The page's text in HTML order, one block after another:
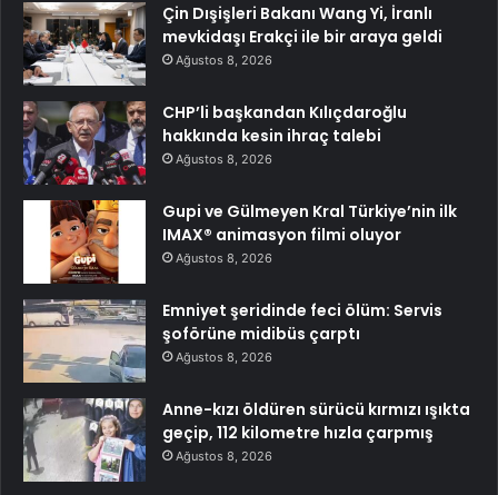
Çin Dışişleri Bakanı Wang Yi, İranlı
mevkidaşı Erakçi ile bir araya geldi
Ağustos 8, 2026
CHP’li başkandan Kılıçdaroğlu
hakkında kesin ihraç talebi
Ağustos 8, 2026
Gupi ve Gülmeyen Kral Türkiye’nin ilk
IMAX® animasyon filmi oluyor
Ağustos 8, 2026
Emniyet şeridinde feci ölüm: Servis
şoförüne midibüs çarptı
Ağustos 8, 2026
Anne-kızı öldüren sürücü kırmızı ışıkta
geçip, 112 kilometre hızla çarpmış
Ağustos 8, 2026